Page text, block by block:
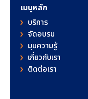
เมนูหลัก
บริการ
จัดอบรม
มุมความรู้
เกี่ยวกับเรา
ติดต่อเรา